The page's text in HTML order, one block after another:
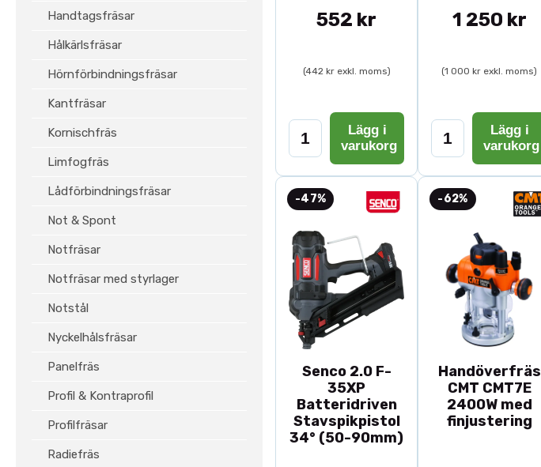
Handtagsfräsar
Hålkärlsfräsar
Hörnförbindningsfräsar
Kantfräsar
Kornischfräs
Limfogfräs
Lådförbindningsfräsar
Not & Spont
Notfräsar
Notfräsar med styrlager
Notstål
Nyckelhålsfräsar
Panelfräs
Profil & Kontraprofil
Profilfräsar
Radiefräs
552 kr
(442 kr exkl. moms)
Lägg i
varukorg
1 250 kr
(1 000 kr exkl. moms)
Lägg i
varukorg
-47%
Senco 2.0 F-
35XP
Batteridriven
Stavspikpistol
34° (50-90mm)
-62%
Handöverfräs
CMT CMT7E
2400W med
finjustering